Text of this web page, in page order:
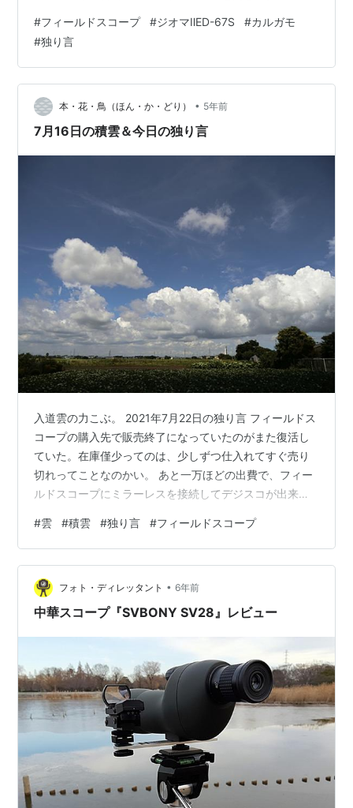
と上下左右自由自在に動かせるものかと・・・。でも装
着を変えてみたらちゃんと動いた。付け方間違えたか。
と言う訳でフィールドスコープをフィールドに持ち出し
てみた。近所の遊水地に行ってみたが、見られたのはカ
ルガモとアカミミガメだけ。時期が悪いなぁ。 カメラを
接眼レンズに押しつけてコリメート法やってみ…
#フィールドスコープ #ジオマⅡED-67S #カルガモ
#独り言
本・花・鳥（ほん・か・どり） • 5年前
7月16日の積雲＆今日の独り言
入道雲の力こぶ。 2021年7月22日の独り言 フィールドス
コープの購入先で販売終了になっていたのがまた復活し
ていた。在庫僅少ってのは、少しずつ仕入れてすぐ売り
切れってことなのかい。 あと一万ほどの出費で、フィー
ルドスコープにミラーレスを接続してデジスコが出来そ
気にはなれん。あ、月を撮るとかなら良さげ。 おや、台
湾でも売ってる。
https://www.books.com.tw/products/N011484070?
loc=M_0020_035 購入したフィールドスコープを検索し
てみると、聞いたことないような通販サイトで衝撃的な
#雲 #積雲 #独り言 #フィールドスコープ
フォト・ディレッタント • 6年前
中華スコープ『SVBONY SV28』レビュー